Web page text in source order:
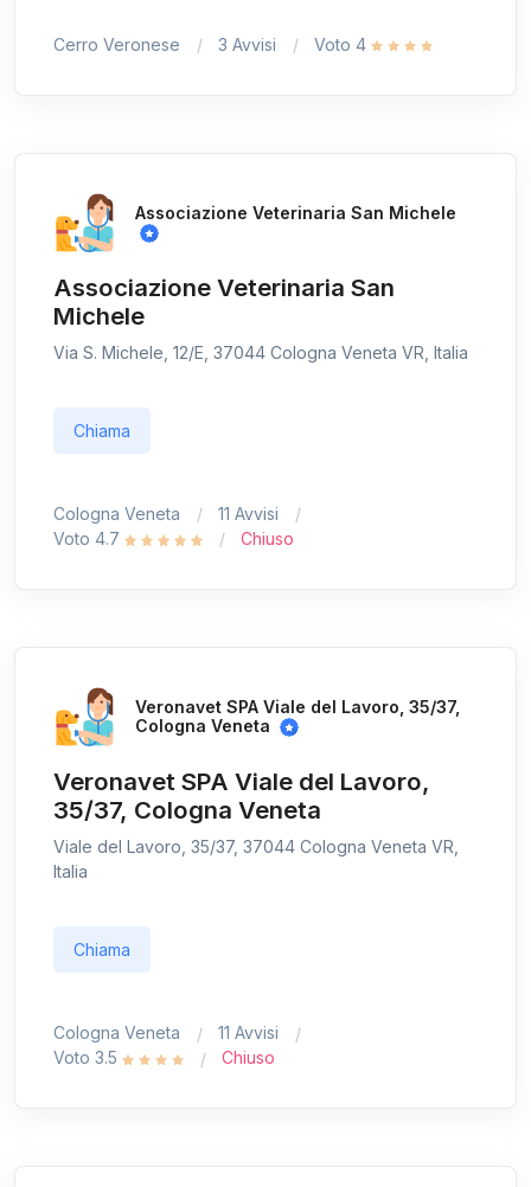
Cerro Veronese 3 Avvisi Voto 4
Associazione Veterinaria San Michele
Associazione Veterinaria San
Michele
Via S. Michele, 12/E, 37044 Cologna Veneta VR, Italia
Chiama
Cologna Veneta
11 Avvisi
Voto 4.7
Chiuso
Veronavet SPA Viale del Lavoro, 35/37,
Cologna Veneta
Veronavet SPA Viale del Lavoro,
35/37, Cologna Veneta
Viale del Lavoro, 35/37, 37044 Cologna Veneta VR,
Italia
Chiama
Cologna Veneta
11 Avvisi
Voto 3.5
Chiuso